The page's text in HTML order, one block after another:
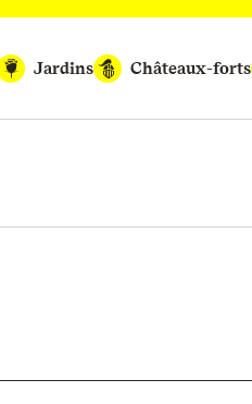
Jardins Châteaux-forts